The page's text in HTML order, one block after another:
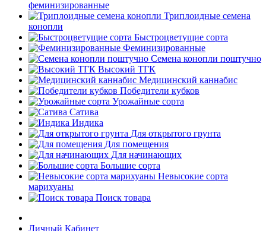
феминизированные
Триплоидные семена
конопли
Быстроцветущие сорта
Феминизированные
Семена конопли поштучно
Высокий ТГК
Медицинский каннабис
Победители кубков
Урожайные сорта
Сатива
Индика
Для открытого грунта
Для помещения
Для начинающих
Большие сорта
Невысокие сорта
марихуаны
Поиск товара
Личный Кабинет